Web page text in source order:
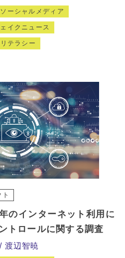
ソーシャルメディア
イクニュース
リテラシー
のインターネット利用に
トロールに関する調査
渡辺智暁